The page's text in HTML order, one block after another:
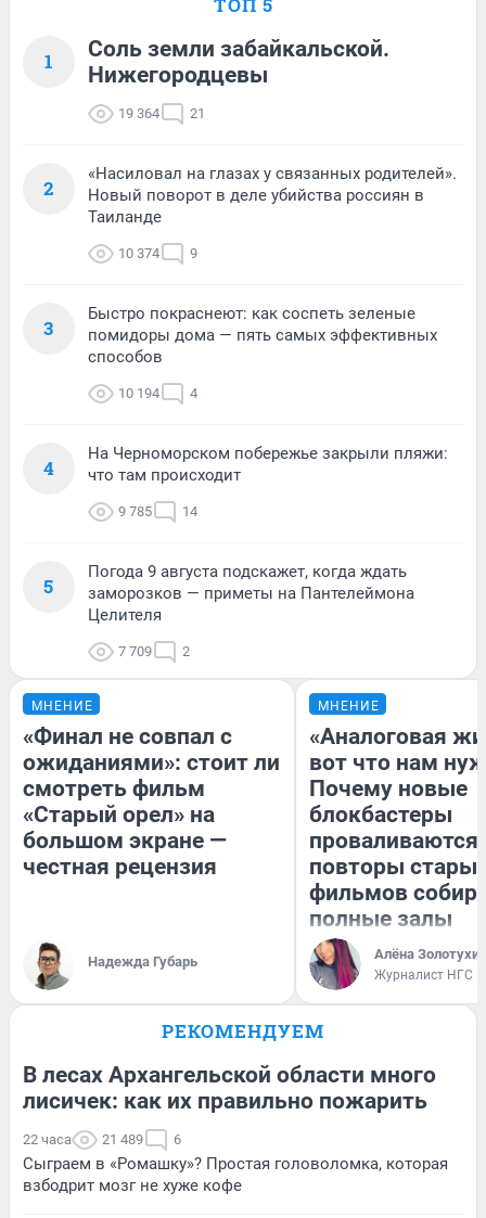
1
Соль земли забайкальской.
Нижегородцевы
19 364 21
2
«Насиловал на глазах у связанных родителей».
Новый поворот в деле убийства россиян в
Таиланде
10 374 9
3
Быстро покраснеют: как соспеть зеленые
помидоры дома — пять самых эффективных
способов
10 194 4
4
На Черноморском побережье закрыли пляжи:
что там происходит
9 785 14
5
Погода 9 августа подскажет, когда ждать
заморозков — приметы на Пантелеймона
Целителя
7 709 2
МНЕНИЕ
«Финал не совпал с
ожиданиями»: стоит ли
смотреть фильм
«Старый орел» на
большом экране —
честная рецензия
Надежда Губарь
МНЕНИЕ
«Аналоговая
вот что нам
Почему новые
блокбастеры
повторы
фильмов
полные залы
Алёна
Журналист НГС
РЕКОМЕНДУЕМ
В лесах Архангельской области много
лисичек: как их правильно пожарить
22 часа 21 489 6
Сыграем в «Ромашку»? Простая головоломка, которая
взбодрит мозг не хуже кофе